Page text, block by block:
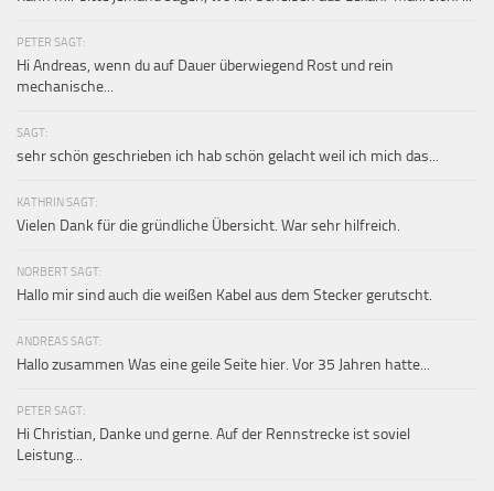
PETER SAGT:
Hi Andreas, wenn du auf Dauer überwiegend Rost und rein
mechanische...
SAGT:
sehr schön geschrieben ich hab schön gelacht weil ich mich das...
KATHRIN SAGT:
Vielen Dank für die gründliche Übersicht. War sehr hilfreich.
NORBERT SAGT:
Hallo mir sind auch die weißen Kabel aus dem Stecker gerutscht.
ANDREAS SAGT:
Hallo zusammen Was eine geile Seite hier. Vor 35 Jahren hatte...
PETER SAGT:
Hi Christian, Danke und gerne. Auf der Rennstrecke ist soviel
Leistung...